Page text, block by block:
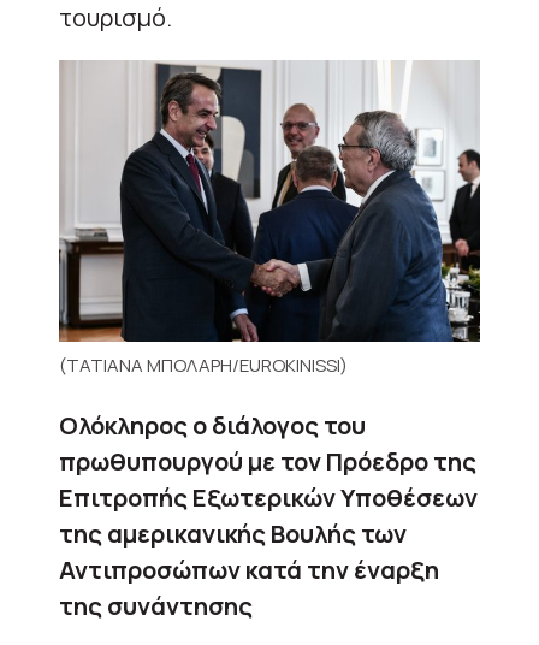
τουρισμό.
(ΤΑΤΙΑΝΑ ΜΠΟΛΑΡΗ/EUROKINISSI)
Ολόκληρος ο διάλογος του
πρωθυπουργού με τον Πρόεδρο της
Επιτροπής Εξωτερικών Υποθέσεων
της αμερικανικής Βουλής των
Αντιπροσώπων κατά την έναρξη
της συνάντησης